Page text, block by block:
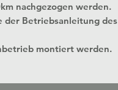
nachgezogen werden.
der Betriebsanleitung des
montiert werden.